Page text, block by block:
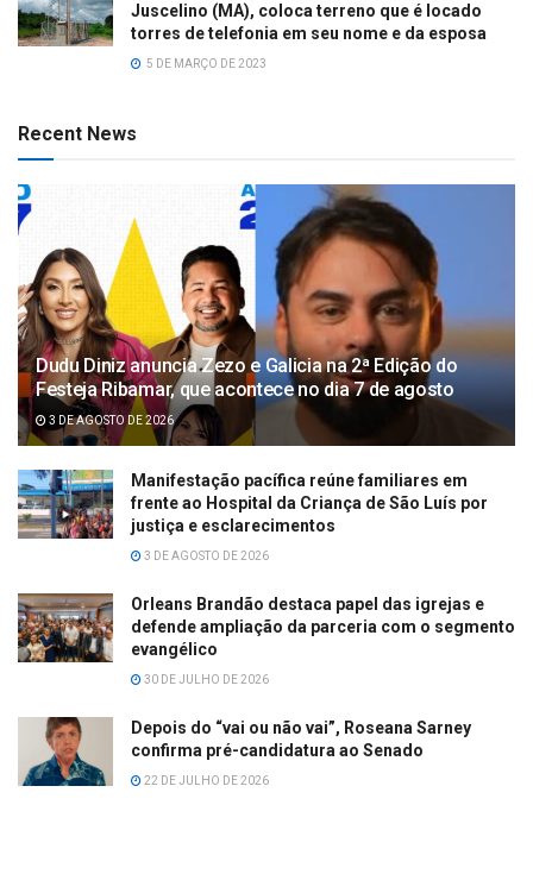
Juscelino (MA), coloca terreno que é locado
torres de telefonia em seu nome e da esposa
5 DE MARÇO DE 2023
Recent News
Dudu Diniz anuncia Zezo e Galicia na 2ª Edição do
Festeja Ribamar, que acontece no dia 7 de agosto
3 DE AGOSTO DE 2026
Manifestação pacífica reúne familiares em
frente ao Hospital da Criança de São Luís por
justiça e esclarecimentos
3 DE AGOSTO DE 2026
Orleans Brandão destaca papel das igrejas e
defende ampliação da parceria com o segmento
evangélico
30 DE JULHO DE 2026
Depois do “vai ou não vai”, Roseana Sarney
confirma pré-candidatura ao Senado
22 DE JULHO DE 2026